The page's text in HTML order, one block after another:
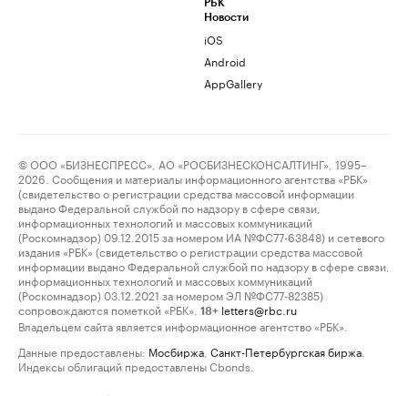
РБК
Новости
iOS
Android
AppGallery
© ООО «БИЗНЕСПРЕСС», АО «РОСБИЗНЕСКОНСАЛТИНГ», 1995–
2026. Сообщения и материалы информационного агентства «РБК»
(свидетельство о регистрации средства массовой информации
выдано Федеральной службой по надзору в сфере связи,
информационных технологий и массовых коммуникаций
(Роскомнадзор) 09.12.2015 за номером ИА №ФС77-63848) и сетевого
издания «РБК» (свидетельство о регистрации средства массовой
информации выдано Федеральной службой по надзору в сфере связи,
информационных технологий и массовых коммуникаций
(Роскомнадзор) 03.12.2021 за номером ЭЛ №ФС77-82385)
сопровождаются пометкой «РБК».
18+ letters@rbc.ru
Владельцем сайта является информационное агентство «РБК».
Данные предоставлены: Мосбиржа Санкт-Петербургская биржа
Индексы облигаций предоставлены Cbonds.